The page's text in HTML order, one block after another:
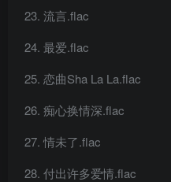
流言.flac
最爱.flac
恋曲Sha La La.flac
痴心换情深.flac
情未了.flac
付出许多爱情.flac